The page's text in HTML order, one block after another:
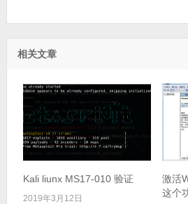
相关文章
Kali liunx MS17-010 验证
2019年3月12日
激活
这个